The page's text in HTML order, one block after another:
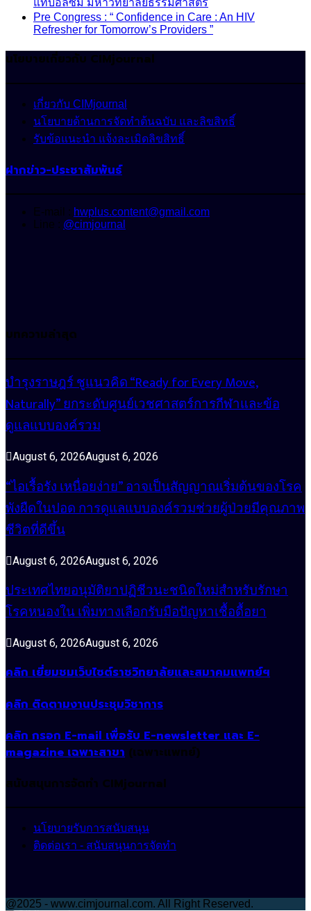
แทบอลิซึม มหาวิทยาลัยธรรมศาสตร์
Pre Congress : “ Confidence in Care : An HIV
Refresher for Tomorrow’s Providers ”
นโยบายเกี่ยวกับ CIMjournal
เกี่ยวกับ CIMjournal
นโยบายด้านการจัดทำต้นฉบับ และลิขสิทธิ์
รับข้อแนะนำ แจ้งละเมิดลิขสิทธิ์
ฝากข่าว-ประชาสัมพันธ์
E-mail : hwplus.content@gmail.com
Line : @cimjournal
บทความล่าสุด
บำรุงราษฎร์ ชูแนวคิด “Ready for Every Move,
Naturally” ยกระดับศูนย์เวชศาสตร์การกีฬาและข้อ
ดูแลแบบองค์รวม
August 6, 2026August 6, 2026
“ไอเรื้อรัง เหนื่อยง่าย” อาจเป็นสัญญาณเริ่มต้นของโรค
พังผืดในปอด การดูแลแบบองค์รวมช่วยผู้ป่วยมีคุณภาพ
ชีวิตที่ดีขึ้น
August 6, 2026August 6, 2026
ประเทศไทยอนุมัติยาปฏิชีวนะชนิดใหม่สำหรับรักษา
โรคหนองใน เพิ่มทางเลือกรับมือปัญหาเชื้อดื้อยา
August 6, 2026August 6, 2026
คลิก เยี่ยมชมเว็บไซต์ราชวิทยาลัยและสมาคมแพทย์ฯ
คลิก ติดตามงานประชุมวิชาการ
คลิก กรอก E-mail เพื่อรับ E-newsletter และ E-
magazine เฉพาะสาขา (เฉพาะแพทย์)
สนับสนุนการจัดทำ CIMjournal
นโยบายรับการสนับสนุน
ติดต่อเรา - สนับสนุนการจัดทำ
@2025 - www.cimjournal.com. All Right Reserved.